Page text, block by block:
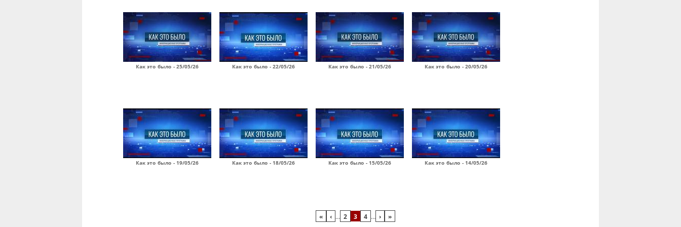
Как это было - 25/05/26 Как это было - 22/05/26 Как это было - 21/05/26 Как это было - 20/05/26
Как это было - 19/05/26 Как это было - 18/05/26 Как это было - 15/05/26 Как это было - 14/05/26
« ‹ … 2 3 4 … › »